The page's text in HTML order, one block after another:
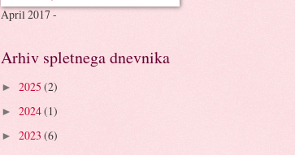
April 2017 -
Arhiv spletnega dnevnika
► 2025 (2)
► 2024(1)
► 2023 (6)